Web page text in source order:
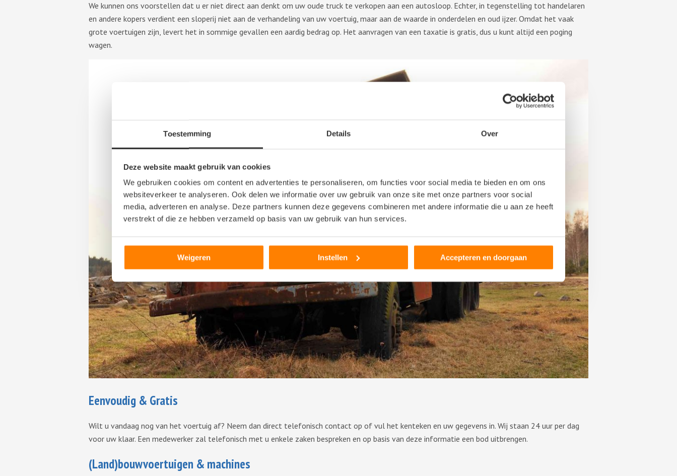
Toestemming Details Over
Deze website maakt gebruik van cookies
We gebruiken cookies om content en advertenties te personaliseren, om functies voor social media te bieden en om ons
websiteverkeer te analyseren. Ook delen we informatie over uw gebruik van onze site met onze partners voor social
media, adverteren en analyse. Deze partners kunnen deze gegevens combineren met andere informatie die u aan ze heeft
verstrekt of die ze hebben verzameld op basis van uw gebruik van hun services.
Weigeren Instellen Accepteren en doorgaan
We kunnen ons voorstellen dat u er niet direct aan denkt om uw oude truck te verkopen aan een autosloop. Echter, in tegenstelling tot handelaren
en andere kopers verdient een sloperij niet aan de verhandeling van uw voertuig, maar aan de waarde in onderdelen en oud ijzer. Omdat het vaak
grote voertuigen zijn, levert het in sommige gevallen een aardig bedrag op. Het aanvragen van een taxatie is gratis, dus u kunt altijd een poging
wagen.
Eenvoudig & Gratis
Wilt u vandaag nog van het voertuig af? Neem dan direct telefonisch contact op of vul het kenteken en uw gegevens in. Wij staan 24 uur per dag
voor uw klaar. Een medewerker zal telefonisch met u enkele zaken bespreken en op basis van deze informatie een bod uitbrengen.
(Land)bouwvoertuigen & machines